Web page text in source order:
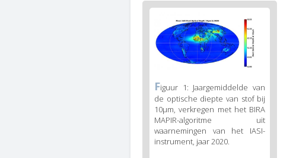
Figure
2
body
text
Figure
2
caption
(legend)
Figuur 1: Jaargemiddelde van
de optische diepte van stof bij
10µm, verkregen met het BIRA
MAPIR-algoritme uit
waarnemingen van het IASI-
instrument, jaar 2020.